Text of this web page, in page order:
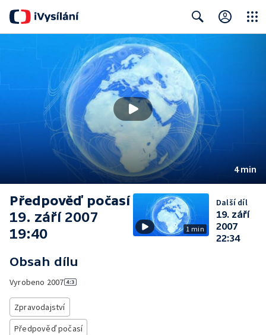
4 min
Předpověď počasí
19. září 2007
19:40
Obsah dílu
Vyrobeno 2007
Zpravodajství
Předpověď počasí
1 min
Další díl
19. září
2007
22:34